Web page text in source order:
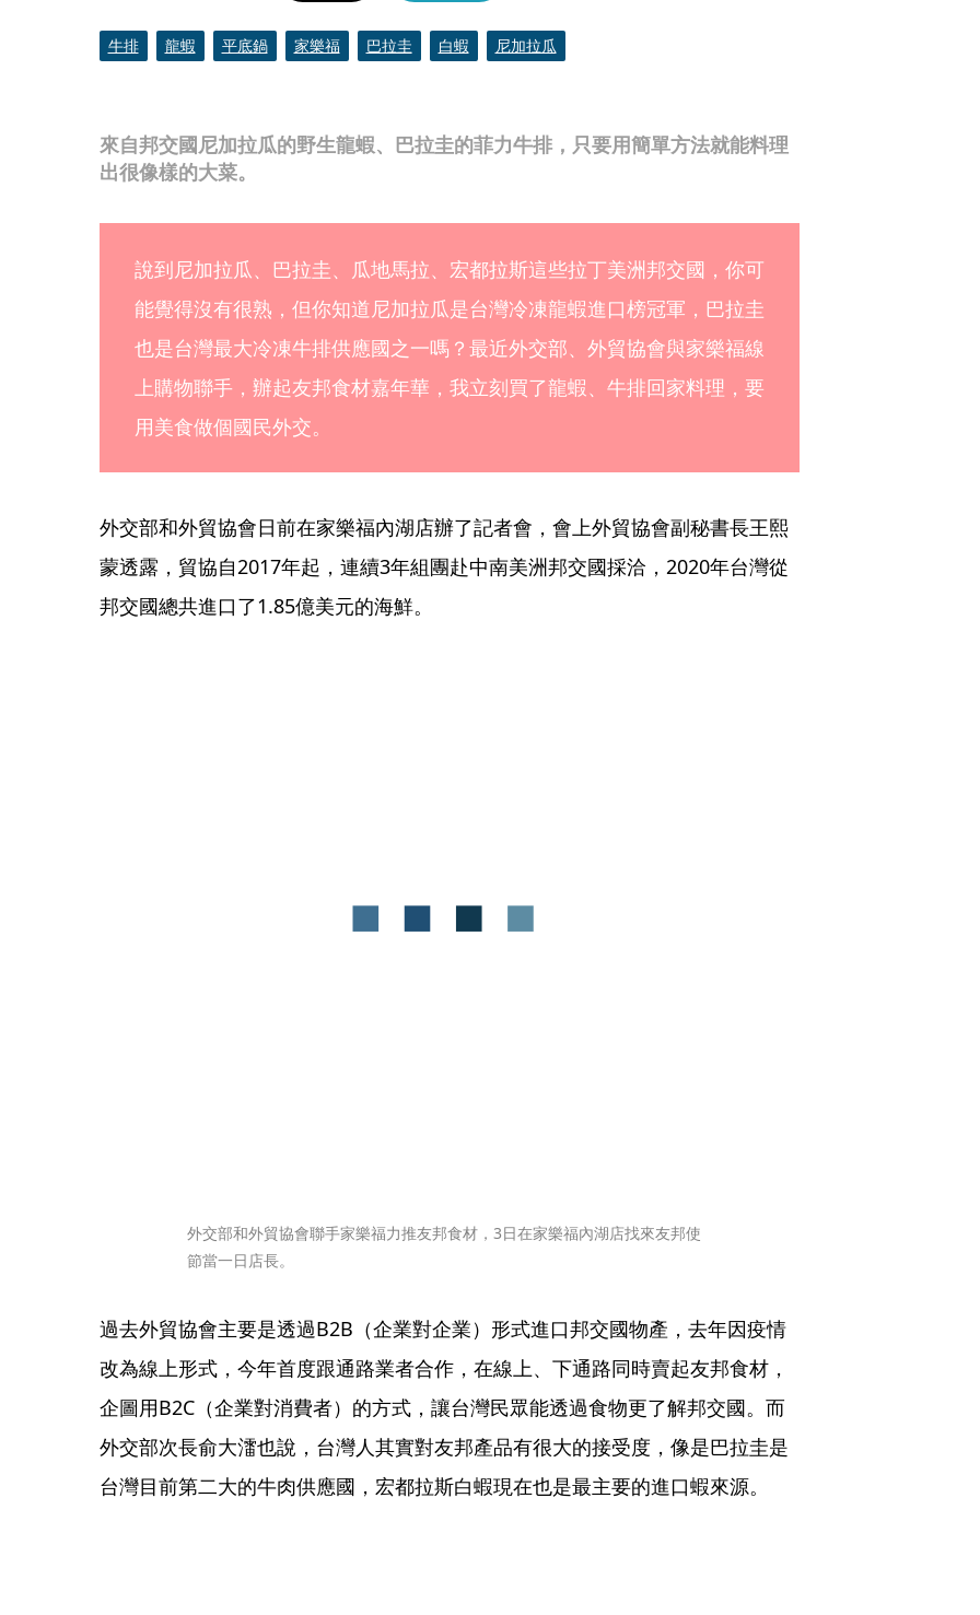
來自邦交國尼加拉瓜的野生龍蝦、巴拉圭的菲力牛排，只要用簡單方法就能料理
出很像樣的大菜。
牛排 龍蝦 平底鍋 家樂福 巴拉圭 白蝦 尼加拉瓜
說到尼加拉瓜、巴拉圭、瓜地馬拉、宏都拉斯這些拉丁美洲邦交國，你可
能覺得沒有很熟，但你知道尼加拉瓜是台灣冷凍龍蝦進口榜冠軍，巴拉圭
也是台灣最大冷凍牛排供應國之一嗎？最近外交部、外貿協會與家樂福線
上購物聯手，辦起友邦食材嘉年華，我立刻買了龍蝦、牛排回家料理，要
用美食做個國民外交。
​外交部和外貿協會日前在家樂福內湖店辦了記者會，會上外貿協會副秘書長王熙
蒙透露，貿協自2017年起，連續3年組團赴中南美洲邦交國採洽，2020年台灣從
邦交國總共進口了1.85億美元的海鮮。
外交部和外貿協會聯手家樂福力推友邦食材，3日在家樂福內湖店找來友邦使
節當一日店長。
過去外貿協會主要是透過B2B（企業對企業）形式進口邦交國物產，去年因疫情
改為線上形式，今年首度跟通路業者合作，在線上、下通路同時賣起友邦食材，
企圖用B2C（企業對消費者）的方式，讓台灣民眾能透過食物更了解邦交國。而
外交部次長俞大㵢也說，台灣人其實對友邦產品有很大的接受度，像是巴拉圭是
台灣目前第二大的牛肉供應國，宏都拉斯白蝦現在也是最主要的進口蝦來源。